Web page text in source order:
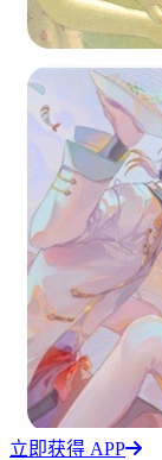
立即获得 APP